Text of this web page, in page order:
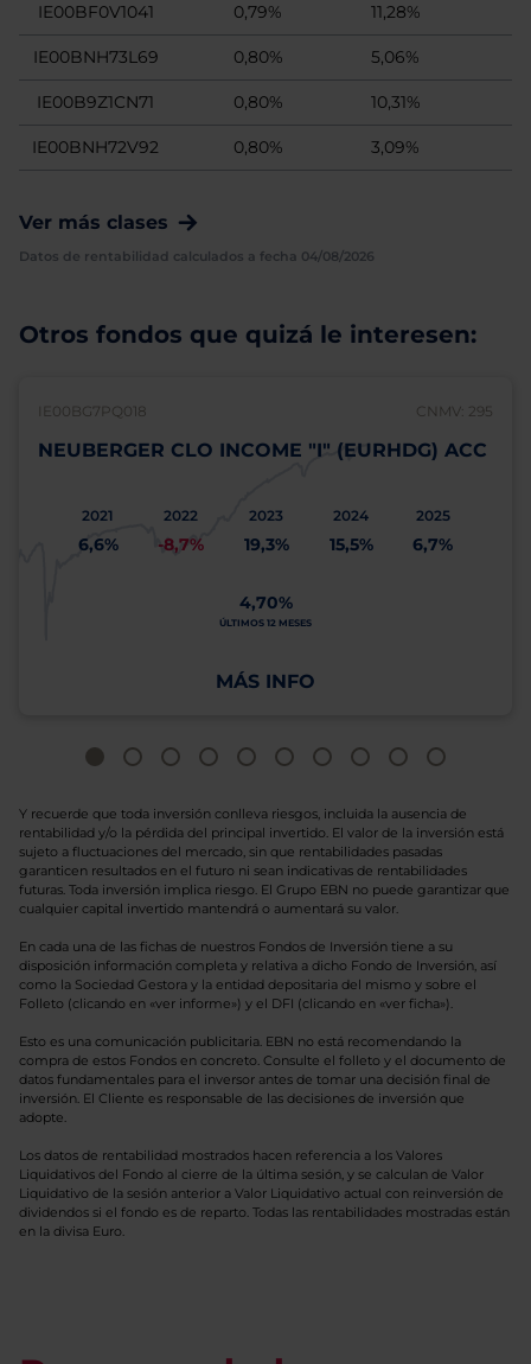
IE00BF0V1041 0,79% 11,28%
IE00BNH73L69 0,80% 5,06%
IE00B9Z1CN71 0,80% 10,31%
IE00BNH72V92 0,80% 3,09%
Ver más clases
Datos de rentabilidad calculados a fecha 04/08/2026
Otros fondos que quizá le interesen:
IE00BG7PQ018 CNMV: 295
NEUBERGER CLO INCOME "I" (EURHDG) ACC
2021
6,6%
2022
-8,7%
2023
19,3%
2024
15,5%
2025
6,7%
4,70%
ÚLTIMOS 12 MESES
MÁS INFO
Y recuerde que toda inversión conlleva riesgos, incluida la ausencia de
rentabilidad y/o la pérdida del principal invertido. El valor de la inversión está
sujeto a fluctuaciones del mercado, sin que rentabilidades pasadas
garanticen resultados en el futuro ni sean indicativas de rentabilidades
futuras. Toda inversión implica riesgo. El Grupo EBN no puede garantizar que
cualquier capital invertido mantendrá o aumentará su valor.
En cada una de las fichas de nuestros Fondos de Inversión tiene a su
disposición información completa y relativa a dicho Fondo de Inversión, así
como la Sociedad Gestora y la entidad depositaria del mismo y sobre el
Folleto (clicando en «ver informe») y el DFI (clicando en «ver ficha»).
Esto es una comunicación publicitaria. EBN no está recomendando la
compra de estos Fondos en concreto. Consulte el folleto y el documento de
datos fundamentales para el inversor antes de tomar una decisión final de
inversión. El Cliente es responsable de las decisiones de inversión que
adopte.
Los datos de rentabilidad mostrados hacen referencia a los Valores
Liquidativos del Fondo al cierre de la última sesión, y se calculan de Valor
Liquidativo de la sesión anterior a Valor Liquidativo actual con reinversión de
dividendos si el fondo es de reparto. Todas las rentabilidades mostradas están
en la divisa Euro.